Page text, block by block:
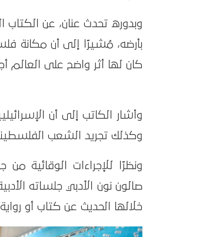
وبدوره تحدث عنان، عن
بأرضه، مُشيرًا إلى أن مكانة
كان لها أثر واضح على العالم
وأشار الكاتب إلى أن
وكذلك تجريد الشعب
ونظرًا للإجراءات الوقائية
صالون نون الأدبي جلساته
خلالها الحديث عن كتاب أو